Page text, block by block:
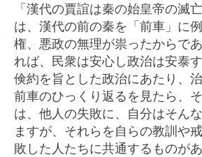
「漢代の賈誼は秦の始皇帝の滅
は、漢代の前の秦を「前車」に
権、悪政の無理が祟ったからで
れば、民衆は安心し政治は安泰
倹約を旨とした政治にあたり、
前車のひっくり返るを見たら、
は、他人の失敗に、自分はそん
ますが、それらを自らの教訓や
敗した人たちに共通するものが